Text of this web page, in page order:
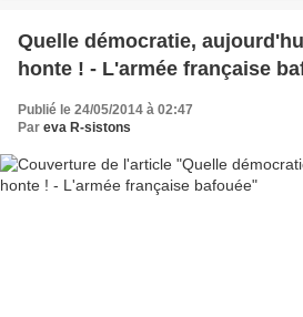
Quelle démocratie,
honte ! - L'armée française
Publié le 24/05/2014 à 02:47
Par eva R-sistons